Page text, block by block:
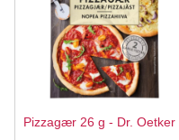
Pizzagær 26 g - Dr. Oetker